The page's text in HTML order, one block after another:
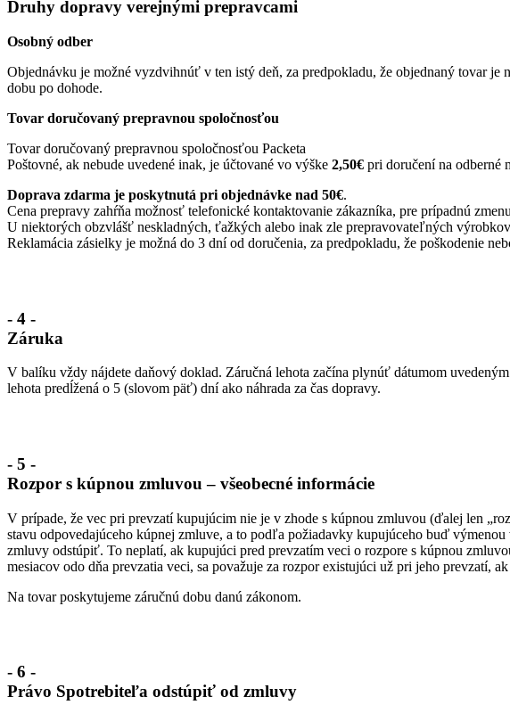
Druhy dopravy verejnými prepravcami
Osobný odber
Objednávku je možné vyzdvihnúť v ten istý deň, za predpokladu, že objednaný tovar
dobu po dohode.
Tovar doručovaný prepravnou spoločnosťou
Tovar doručovaný prepravnou spoločnosťou Packeta
Poštovné, ak nebude uvedené inak, je účtované vo výške 2,50€ pri doručení na odberné
Doprava zdarma je poskytnutá pri objednávke nad 50€.
Cena prepravy zahŕňa možnosť telefonické kontaktovanie zákazníka, pre prípadnú
U niektorých obzvlášť neskladných, ťažkých alebo inak zle prepravovateľných
Reklamácia zásielky je možná do 3 dní od doručenia, za predpokladu, že poškodenie
- 4 -
Záruka
V balíku vždy nájdete daňový doklad. Záručná lehota začína plynúť dátumom
lehota predĺžená o 5 (slovom päť) dní ako náhrada za čas dopravy.
- 5 -
Rozpor s kúpnou zmluvou – všeobecné informácie
V prípade, že vec pri prevzatí kupujúcim nie je v zhode s kúpnou zmluvou (ďalej len
stavu odpovedajúceho kúpnej zmluve, a to podľa požiadavky kupujúceho buď
zmluvy odstúpiť. To neplatí, ak kupujúci pred prevzatím veci o rozpore s kúpnou
mesiacov odo dňa prevzatia veci, sa považuje za rozpor existujúci už pri jeho prevzatí,
Na tovar poskytujeme záručnú dobu danú zákonom.
- 6 -
Právo Spotrebiteľa odstúpiť od zmluvy